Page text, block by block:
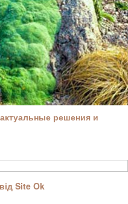
решения и
Site Ok